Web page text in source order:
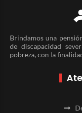
Brindamos una
de discapacidad
pobreza, con la